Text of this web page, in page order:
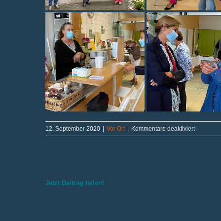
12. September 2020 | Vor Ort | Kommentare deaktiviertfür
Jetzt Beitrag teilen!